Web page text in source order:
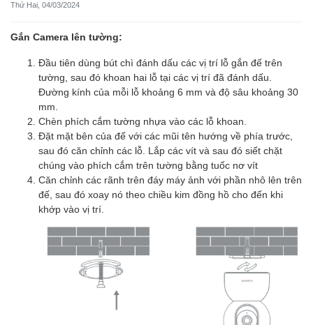
Thứ Hai, 04/03/2024
Gắn Camera lên tường:
Đầu tiên dùng bút chì đánh dấu các vị trí lỗ gắn đế trên
tường, sau đó khoan hai lỗ tại các vị trí đã đánh dấu.
Đường kính của mỗi lỗ khoảng 6 mm và độ sâu khoảng 30
mm.
Chèn phích cắm tường nhựa vào các lỗ khoan.
Đặt mặt bên của đế với các mũi tên hướng về phía trước,
sau đó căn chỉnh các lỗ. Lắp các vít và sau đó siết chặt
chúng vào phích cắm trên tường bằng tuốc nơ vít
Căn chỉnh các rãnh trên đáy máy ảnh với phần nhô lên trên
đế, sau đó xoay nó theo chiều kim đồng hồ cho đến khi
khớp vào vị trí.